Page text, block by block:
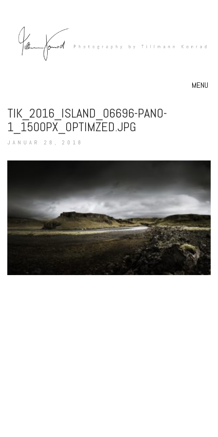
MENU
TIK_2016_ISLAND_06696-PANO-
1_1500PX_OPTIMZED.JPG
JANUAR 28, 2018